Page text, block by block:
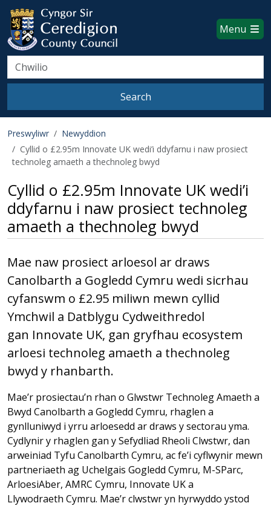
Skip to main content
Ceredigion County Council
Menu
Search
Search
Preswyliwr
Newyddion
Cyllid o £2.95m Innovate UK wedi’i ddyfarnu i naw prosiect
technoleg amaeth a thechnoleg bwyd
Cyllid o £2.95m Innovate UK wedi’i
ddyfarnu i naw prosiect technoleg
amaeth a thechnoleg bwyd
Mae naw prosiect arloesol ar draws
Canolbarth a Gogledd Cymru wedi sicrhau
cyfanswm o £2.95 miliwn mewn cyllid
Ymchwil a Datblygu Cydweithredol
gan Innovate UK, gan gryfhau ecosystem
arloesi technoleg amaeth a thechnoleg
bwyd y rhanbarth.
Mae’r prosiectau’n rhan o Glwstwr Technoleg Amaeth a
Bwyd Canolbarth a Gogledd Cymru, rhaglen a
gynlluniwyd i yrru arloesedd ar draws y sectorau yma.
Cydlynir y rhaglen gan y Sefydliad Rheoli Clwstwr, dan
arweiniad Tyfu Canolbarth Cymru, ac fe’i cyflwynir mewn
partneriaeth ag Uchelgais Gogledd Cymru, M-SParc,
ArloesiAber, AMRC Cymru, Innovate UK a
Llywodraeth Cymru. Mae’r clwstwr yn hyrwyddo ystod